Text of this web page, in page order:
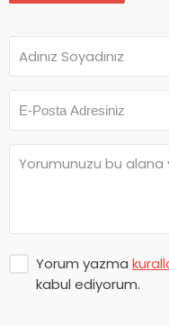
Yorum yazma
kabul ediyorum.